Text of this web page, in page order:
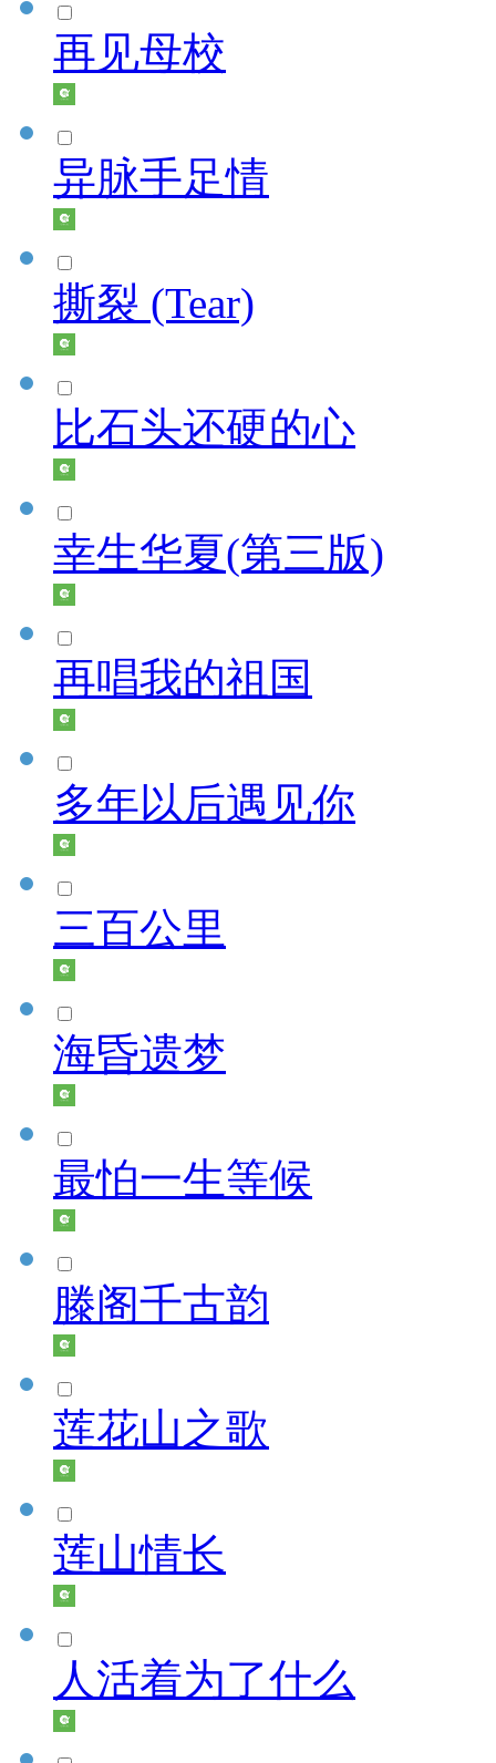
再见母校
异脉手足情
撕裂 (Tear)
比石头还硬的心
幸生华夏(第三版)
再唱我的祖国
多年以后遇见你
三百公里
海昏遗梦
最怕一生等候
滕阁千古韵
莲花山之歌
莲山情长
人活着为了什么